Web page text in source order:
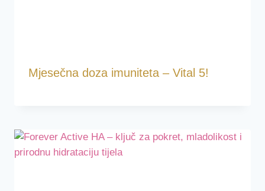
Mjesečna doza imuniteta – Vital 5!